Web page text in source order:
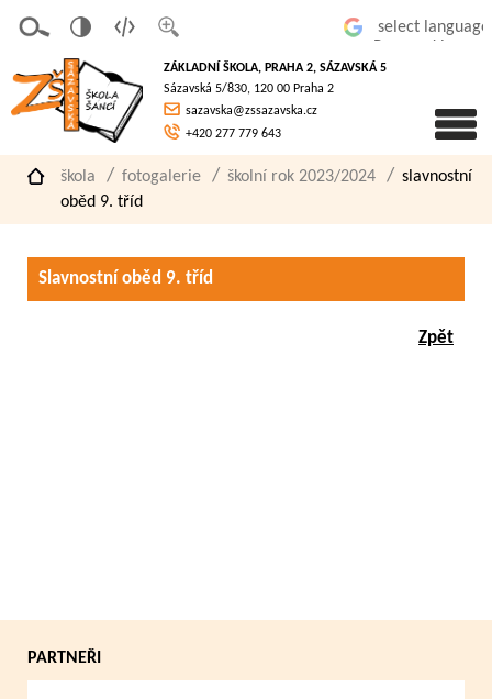
písmo
á
verze
pro
slaboz
raké
ZÁKLADNÍ ŠKOLA, PRAHA 2, SÁZAVSKÁ 5
Sázavská 5/830, 120 00 Praha 2
sazavska@zssazavska.cz
+420 277 779 643
škola fotogalerie školní rok 2023/2024
slavnostní
oběd 9. tříd
Slavnostní oběd 9. tříd
Zpět
PARTNEŘI